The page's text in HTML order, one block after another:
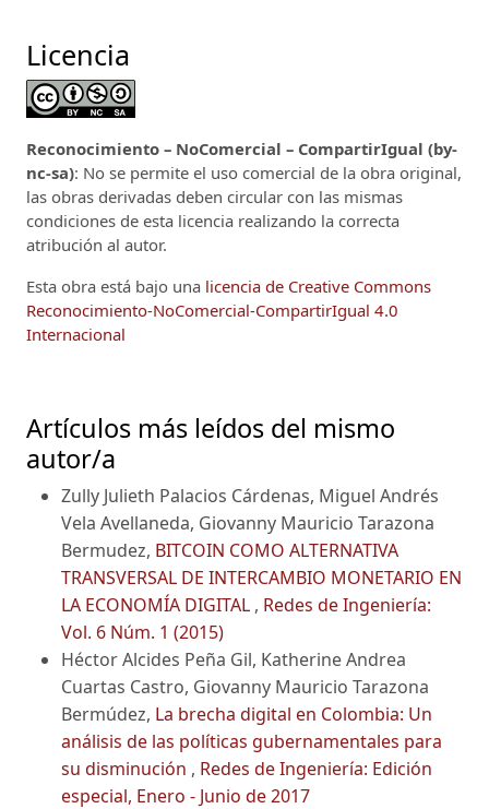
Licencia
Reconocimiento – NoComercial – CompartirIgual (by-
nc-sa): No se permite el uso comercial de la obra original,
las obras derivadas deben circular con las mismas
condiciones de esta licencia realizando la correcta
atribución al autor.
Esta obra está bajo una licencia de Creative Commons
Reconocimiento-NoComercial-CompartirIgual 4.0
Internacional
Artículos más leídos del mismo
autor/a
Zully Julieth Palacios Cárdenas, Miguel Andrés
Vela Avellaneda, Giovanny Mauricio Tarazona
Bermudez, BITCOIN COMO ALTERNATIVA
TRANSVERSAL DE INTERCAMBIO MONETARIO EN
LA ECONOMÍA DIGITAL , Redes de Ingeniería:
Vol. 6 Núm. 1 (2015)
Héctor Alcides Peña Gil, Katherine Andrea
Cuartas Castro, Giovanny Mauricio Tarazona
Bermúdez, La brecha digital en Colombia: Un
análisis de las políticas gubernamentales para
su disminución , Redes de Ingeniería: Edición
especial, Enero - Junio de 2017